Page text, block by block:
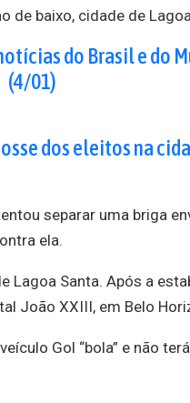
de baixo, cidade de
do Brasil e do
(4/01)
dos eleitos na
separar uma briga
ela.
Lagoa Santa. Após a
João XXIII, em Belo
Gol “bola” e não